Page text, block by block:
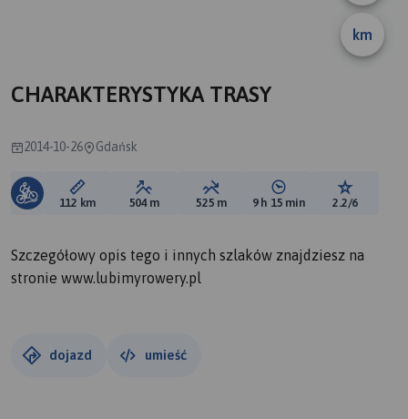
km
CHARAKTERYSTYKA TRASY
2014-10-26 Gdańsk
Długość trasy:
112 km Suma przewyższeń:
504 m Suma spadków:
525 m Średni czas potrzebny
9 h 15 min Ocena
2.2/6
Szczegółowy opis tego i innych szlaków znajdziesz na
stronie www.lubimyrowery.pl
dojazd umieść